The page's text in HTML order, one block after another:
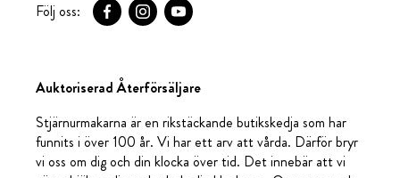
Följ oss:
Auktoriserad Återförsäljare
Stjärnurmakarna är en rikstäckande butikskedja som har
funnits i över 100 år. Vi har ett arv att vårda. Därför bryr
vi oss om dig och din klocka över tid. Det innebär att vi